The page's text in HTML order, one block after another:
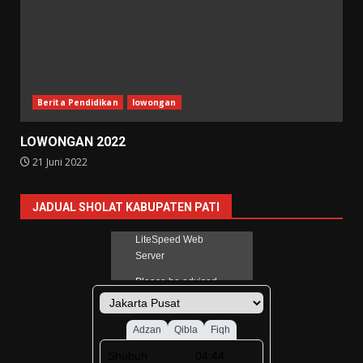
Berita Pendidikan lowongan
LOWONGAN 2022
21 Juni 2022
JADUAL SHOLAT KABUPATEN PATI